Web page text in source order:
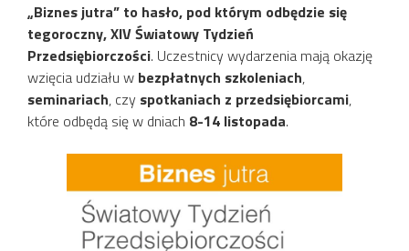
„Biznes jutra” to hasło, pod którym odbędzie się
tegoroczny, XIV Światowy Tydzień
Przedsiębiorczości. Uczestnicy wydarzenia mają okazję
wzięcia udziału w bezpłatnych szkoleniach,
seminariach, czy spotkaniach z przedsiębiorcami,
które odbędą się w dniach 8-14 listopada.